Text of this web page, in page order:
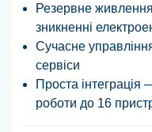
Резервне живлення
зникненні
Сучасне
сервіси
Проста інтеграція
роботи до 16